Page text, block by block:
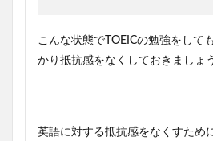
こんな状態でTOEICの勉強をして
かり抵抗感をなくしておきましょ
英語に対する抵抗感をなくすため